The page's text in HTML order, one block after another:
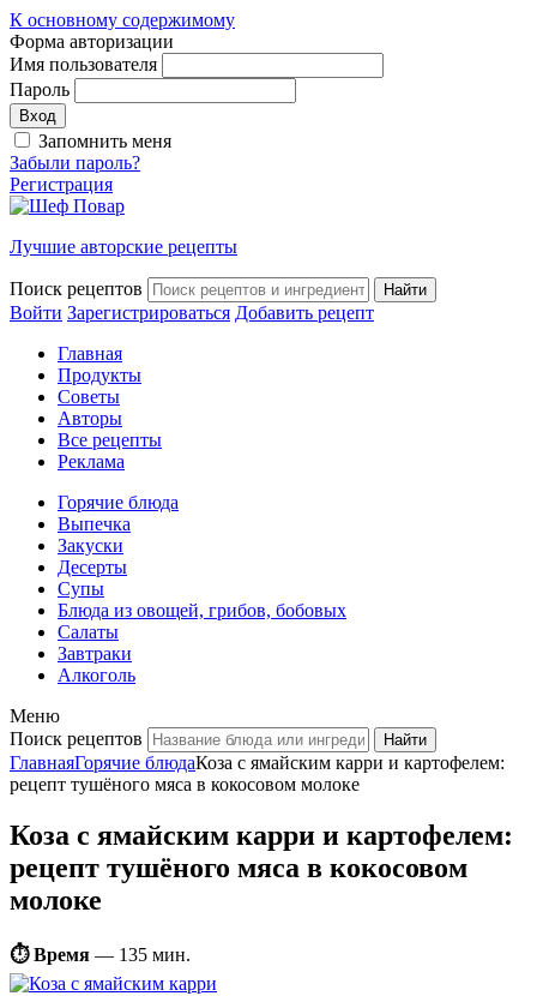
К основному содержимому
Форма авторизации
Имя пользователя
Пароль
Запомнить меня
Забыли пароль?
Регистрация
Лучшие авторские рецепты
Поиск рецептов
Войти Зарегистрироваться Добавить рецепт
Главная
Продукты
Советы
Авторы
Все рецепты
Реклама
Горячие блюда
Выпечка
Закуски
Десерты
Супы
Блюда из овощей, грибов, бобовых
Салаты
Завтраки
Алкоголь
Меню
Поиск рецептов
ГлавнаяГорячие блюдаКоза с ямайским карри и картофелем:
рецепт тушёного мяса в кокосовом молоке
Коза с ямайским карри и картофелем:
рецепт тушёного мяса в кокосовом
молоке
⏱ Время — 135 мин.